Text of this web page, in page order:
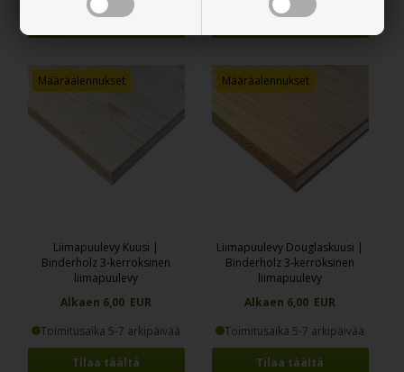
Määräalennukset
Liimapuulevy Kuusi |
Binderholz 3-kerroksinen
liimapuulevy
Alkaen 6,00 EUR
Toimitusaika 5-7 arkipäivää
Tilaa täältä
Määräalennukset
Liimapuulevy Douglaskuusi |
Binderholz 3-kerroksinen
liimapuulevy
Alkaen 6,00 EUR
Toimitusaika 5-7 arkipäivää
Tilaa täältä